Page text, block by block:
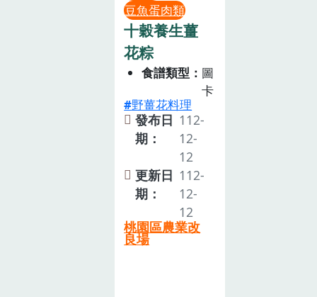
豆魚蛋肉類
十穀養生薑
花粽
食譜類型
圖
卡
野薑花料理
發布日
期：
112-
12-
12
更新日
期：
112-
12-
12
桃園區農業改
良場